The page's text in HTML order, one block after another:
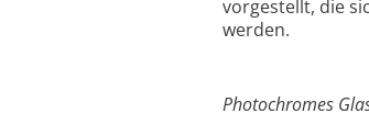
vorgestellt, die
werden.
Photochromes